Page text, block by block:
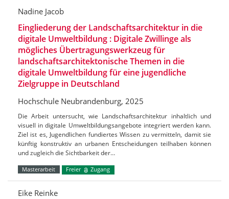
Nadine Jacob
Eingliederung der Landschaftsarchitektur in die
digitale Umweltbildung : Digitale Zwillinge als
mögliches Übertragungswerkzeug für
landschaftsarchitektonische Themen in die
digitale Umweltbildung für eine jugendliche
Zielgruppe in Deutschland
Hochschule Neubrandenburg, 2025
Die Arbeit untersucht, wie Landschaftsarchitektur inhaltlich und
visuell in digitale Umweltbildungsangebote integriert werden kann.
Ziel ist es, Jugendlichen fundiertes Wissen zu vermitteln, damit sie
künftig konstruktiv an urbanen Entscheidungen teilhaben können
und zugleich die Sichtbarkeit der…
Masterarbeit Freier Zugang
Eike Reinke